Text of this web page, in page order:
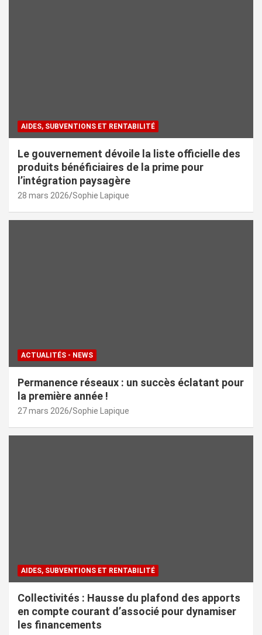
AIDES, SUBVENTIONS ET RENTABILITÉ
Le gouvernement dévoile la liste officielle des
produits bénéficiaires de la prime pour
l’intégration paysagère
28 mars 2026 Sophie Lapique
ACTUALITÉS - NEWS
Permanence réseaux : un succès éclatant pour
la première année !
27 mars 2026 Sophie Lapique
AIDES, SUBVENTIONS ET RENTABILITÉ
Collectivités : Hausse du plafond des apports
en compte courant d’associé pour dynamiser
les financements